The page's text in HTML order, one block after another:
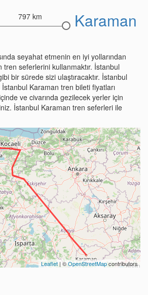
797 km Karaman
seyahat etmenin en iyi yollarından
seferlerini kullanmaktır. İstanbul
bir sürede sizi ulaştıracaktır. İstanbul
Karaman tren bileti fiyatları
ve civarında gezilecek yerler için
İstanbul Karaman tren seferleri ile
Leaflet | ©OpenStreetMapcontributors